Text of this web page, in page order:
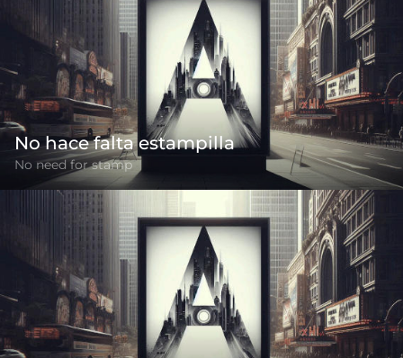
No hace falta estampilla
No need for stamp